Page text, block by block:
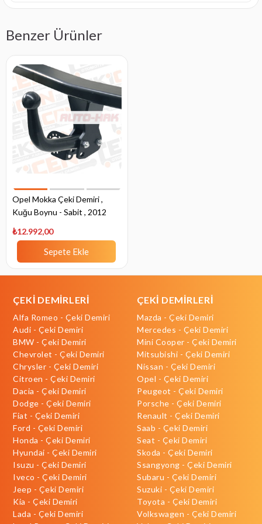
Benzer Ürünler
Opel Mokka Çeki Demiri ,
Kuğu Boynu - Sabit , 2012
₺12.992,00
Sepete Ekle
ÇEKİ DEMİRLERİ
Alfa Romeo - Çeki Demiri
Audi - Çeki Demiri
BMW - Çeki Demiri
Chevrolet - Çeki Demiri
Chrysler - Çeki Demiri
Citroen - Çeki Demiri
Dacia - Çeki Demiri
Dodge - Çeki Demiri
Fiat - Çeki Demiri
Ford - Çeki Demiri
Honda - Çeki Demiri
Hyundai - Çeki Demiri
Isuzu - Çeki Demiri
Iveco - Çeki Demiri
Jeep - Çeki Demiri
Kia - Çeki Demiri
Lada - Çeki Demiri
ÇEKİ DEMİRLERİ
Mazda - Çeki Demiri
Mercedes - Çeki Demiri
Mini Cooper - Çeki Demiri
Mitsubishi - Çeki Demiri
Nissan - Çeki Demiri
Opel - Çeki Demiri
Peugeot - Çeki Demiri
Porsche - Çeki Demiri
Renault - Çeki Demiri
Saab - Çeki Demiri
Seat - Çeki Demiri
Skoda - Çeki Demiri
Ssangyong - Çeki Demiri
Subaru - Çeki Demiri
Suzuki - Çeki Demiri
Toyota - Çeki Demiri
Volkswagen - Çeki Demiri